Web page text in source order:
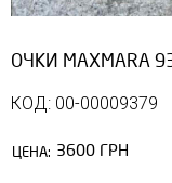
ОЧКИ MAXMARA
КОД: 00-00009379
ЦЕНА: 3600 ГРН